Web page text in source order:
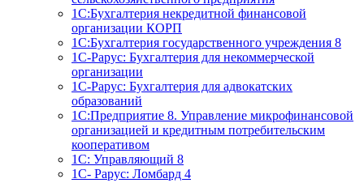
1C:Бухгалтерия некредитной финансовой
организации КОРП
1С:Бухгалтерия государственного учреждения 8
1С-Рарус: Бухгалтерия для некоммерческой
организации
1С-Рарус: Бухгалтерия для адвокатских
образований
1С:Предприятие 8. Управление микрофинансовой
организацией и кредитным потребительским
кооперативом
1С: Управляющий 8
1С- Рарус: Ломбард 4